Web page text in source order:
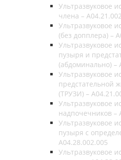
Ультразвуковое
члена –
Ультразвуковое
(без допплера) –
Ультразвуковое
пузыря и
(абдоминально) –
Ультразвуковое
предстательной
(ТРУЗИ) –
Ультразвуковое
надпочечников –
Ультразвуковое
пузыря с
A04.28.002.005
Ультразвуковое